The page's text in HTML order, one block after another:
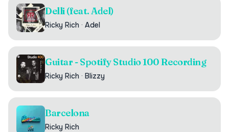
Delli (feat. Adel)
Ricky Rich · Adel
Guitar - Spotify Studio 100 Recording
Ricky Rich · Blizzy
Barcelona
Ricky Rich